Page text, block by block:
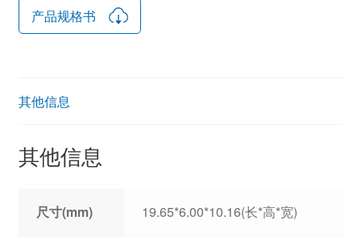
产品规格书
其他信息
其他信息
尺寸(mm) 19.65*6.00*10.16(长*高*宽)